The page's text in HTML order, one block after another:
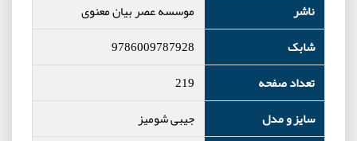
ناشر
موسسه عصر بیان معنوی
شابک
9786009787928
تعداد صفحه
219
سایز و مدل
جیبی شومیز